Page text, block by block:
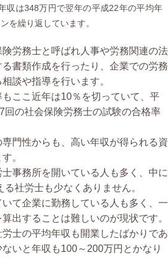
収は348万円で翌年の平成22年の平均年
を繰り返しています。
労務士と呼ばれ人事や労務関連の法
書類作成を行ったり、企業での労務
談や指導を行います。
ここ近年は10％を切っていて、平
回の社会保険労務士の試験の合格率
門性からも、高い年収が得られる資
。
事務所を開いている人も多く、中に
社労士も少なくありません。
て企業に勤務している人も多く、一
出することは難しいのが現状です。
士の平均年収も開業したばかりであ
いと年収も100～200万円とかなり